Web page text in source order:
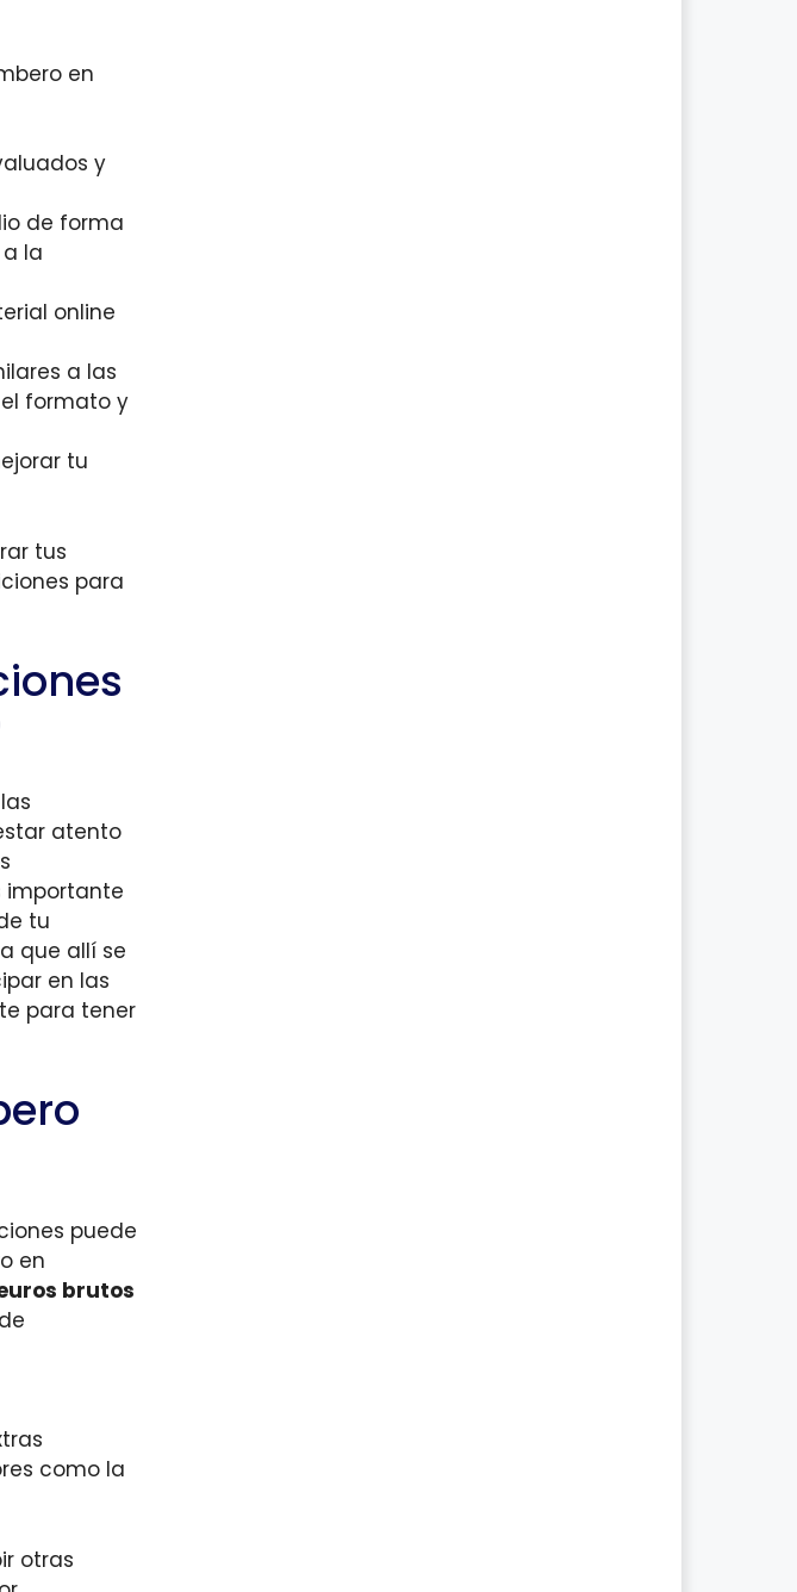
en
y
de forma
la
online
a las
formato y
tu
tus
para
atento
importante
tu
que allí se
en las
para tener
puede
en
brutos
como la
otras